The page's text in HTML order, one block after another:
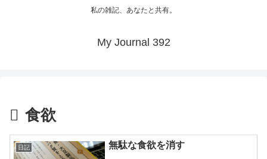
私の雑記、あなたと共有。
My Journal 392
食欲
日記 無駄な食欲を消す